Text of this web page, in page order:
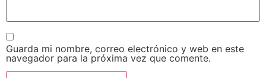
Guarda mi nombre, correo electrónico y web en este
navegador para la próxima vez que comente.